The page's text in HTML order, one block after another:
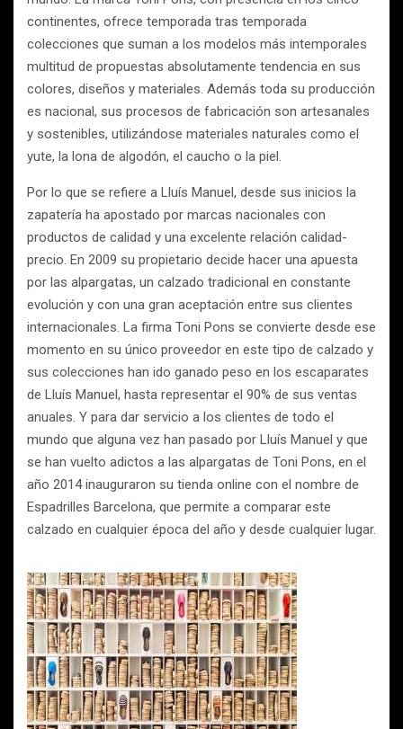
continentes, ofrece temporada tras temporada
colecciones que suman a los modelos más intemporales
multitud de propuestas absolutamente tendencia en sus
colores, diseños y materiales. Además toda su producción
es nacional, sus procesos de fabricación son artesanales
y sostenibles, utilizándose materiales naturales como el
yute, la lona de algodón, el caucho o la piel.
Por lo que se refiere a Lluís Manuel, desde sus inicios la
zapatería ha apostado por marcas nacionales con
productos de calidad y una excelente relación calidad-
precio. En 2009 su propietario decide hacer una apuesta
por las alpargatas, un calzado tradicional en constante
evolución y con una gran aceptación entre sus clientes
internacionales. La firma Toni Pons se convierte desde ese
momento en su único proveedor en este tipo de calzado y
sus colecciones han ido ganado peso en los escaparates
de Lluís Manuel, hasta representar el 90% de sus ventas
anuales. Y para dar servicio a los clientes de todo el
mundo que alguna vez han pasado por Lluís Manuel y que
se han vuelto adictos a las alpargatas de Toni Pons, en el
año 2014 inauguraron su tienda online con el nombre de
Espadrilles Barcelona, que permite a comparar este
calzado en cualquier época del año y desde cualquier lugar.